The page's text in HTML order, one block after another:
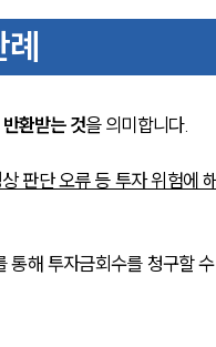
환받는 것을 의미합니다.
판단 오류 등 투자 위험에
통해 투자금회수를 청구할